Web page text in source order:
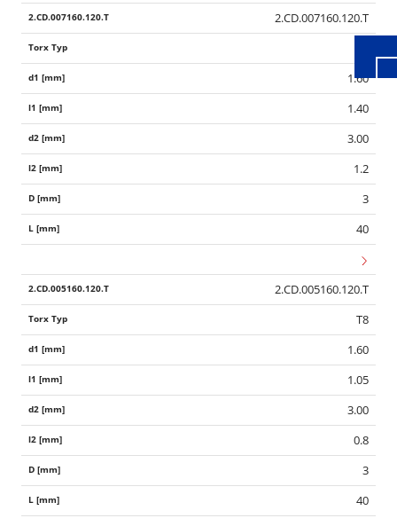
2.CD.007160.120.T
1.60
1.40
3.00
1.2
3
40
2.CD.005160.120.T
T8
1.60
1.05
3.00
0.8
3
40